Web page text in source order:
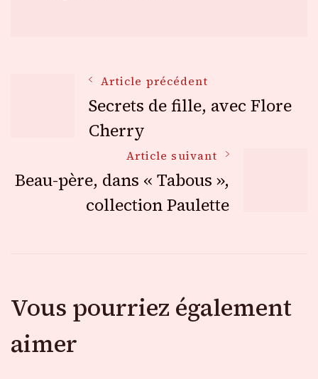
Navigation
articles
Article précédent
Secrets de fille, avec Flore
Cherry
Article suivant
Beau-père, dans « Tabous »,
collection Paulette
Vous pourriez également
aimer